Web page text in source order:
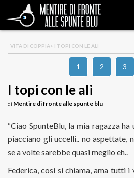
VITA DI COPPIA> I TOPI CON LE ALI
1 2 3
I topi con le ali
di Mentire di fronte alle spunte blu
“Ciao SpunteBlu, la mia ragazza ha
piacciano gli uccelli.. no aspettate,
se a volte sarebbe quasi meglio eh..
Federica, così si chiama, ama tutti